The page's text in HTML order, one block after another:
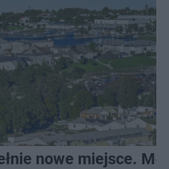
nowe miejsce.